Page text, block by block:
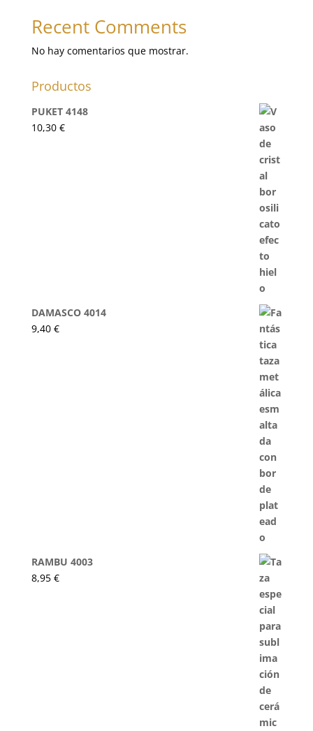
Recent Comments
No hay comentarios que mostrar.
Productos
PUKET 4148
10,30 €
DAMASCO 4014
9,40 €
RAMBU 4003
8,95 €